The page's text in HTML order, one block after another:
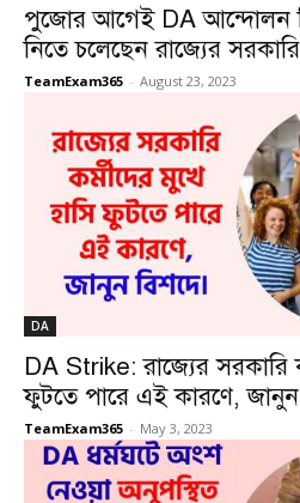
পুজোর আগেই DA আন্দোলন
নিতে চলেছেন রাজ্যের সরকারি
TeamExam365 - August 23, 2023
DA
DA Strike: রাজ্যের সরকারি
ফুটতে পারে এই কারণে, জানুন
TeamExam365 - May 3, 2023